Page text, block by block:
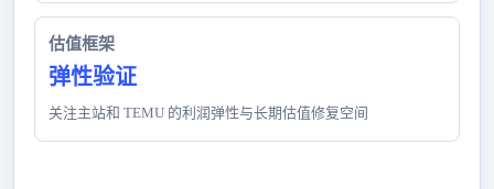
估值框架
弹性验证
关注主站和 TEMU 的利润弹性与长期估值修复空间